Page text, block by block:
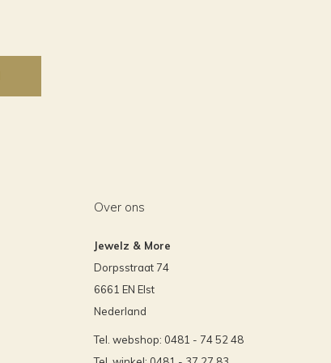
Over ons
Jewelz & More
Dorpsstraat 74
6661 EN Elst
Nederland
Tel. webshop: 0481 - 74 52 48